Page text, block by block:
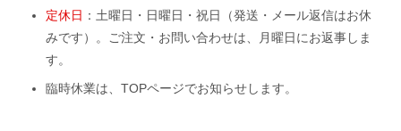
定休日 ：土曜日・日曜日・祝日（発送・メール返信はお休
みです）。ご注文・お問い合わせは、月曜日にお返事しま
す。
臨時休業は、TOPページでお知らせします。